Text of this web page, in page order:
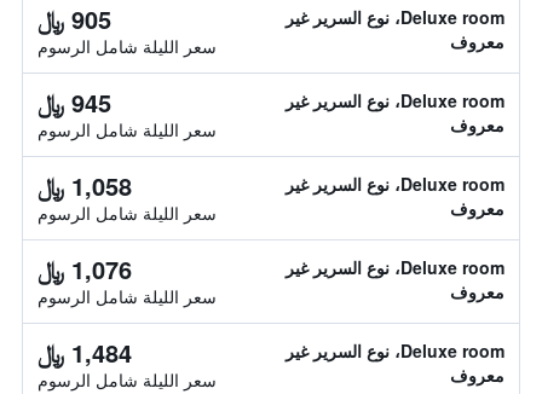
Deluxe room، نوع السرير غير
معروف
905 ﷼
سعر الليلة شامل الرسوم
Deluxe room، نوع السرير غير
معروف
945 ﷼
سعر الليلة شامل الرسوم
Deluxe room، نوع السرير غير
معروف
1,058 ﷼
سعر الليلة شامل الرسوم
Deluxe room، نوع السرير غير
معروف
1,076 ﷼
سعر الليلة شامل الرسوم
Deluxe room، نوع السرير غير
معروف
1,484 ﷼
سعر الليلة شامل الرسوم